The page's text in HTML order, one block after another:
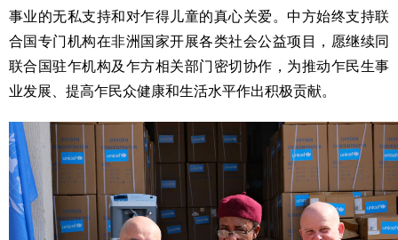
事业的无私支持和对乍得儿童的真心关爱。中方始终支持联
合国专门机构在非洲国家开展各类社会公益项目，愿继续同
联合国驻乍机构及乍方相关部门密切协作，为推动乍民生事
业发展、提高乍民众健康和生活水平作出积极贡献。